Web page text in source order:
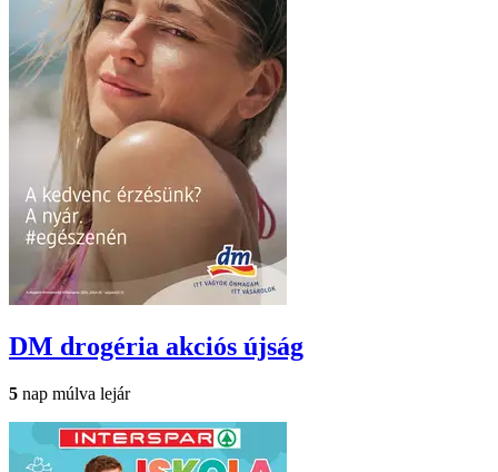
DM drogéria akciós újság
5 nap múlva lejár